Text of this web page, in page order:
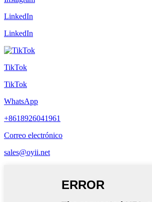
LinkedIn
LinkedIn
TikTok
TikTok
WhatsApp
+8618926041961
Correo electrónico
sales@oyii.net